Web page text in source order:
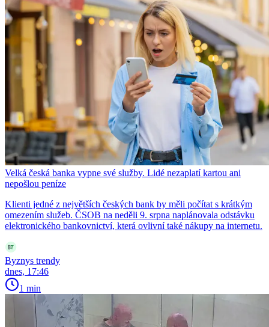
Velká česká banka vypne své služby. Lidé nezaplatí kartou ani
nepošlou peníze
Klienti jedné z největších českých bank by měli počítat s krátkým
omezením služeb. ČSOB na neděli 9. srpna naplánovala odstávku
elektronického bankovnictví, která ovlivní také nákupy na internetu.
Byznys trendy
dnes, 17:46
1 min